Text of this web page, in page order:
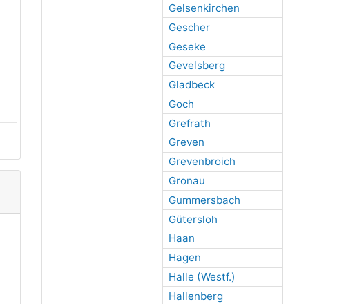
Gelsenkirchen
Gescher
Geseke
Gevelsberg
Gladbeck
Goch
Grefrath
Greven
Grevenbroich
Gronau
Gummersbach
Gütersloh
Haan
Hagen
Halle (Westf.)
Hallenberg